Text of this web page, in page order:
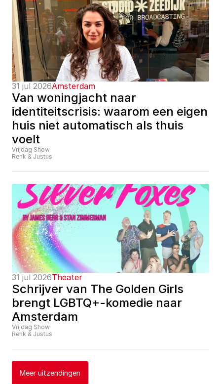
31 jul 2026Amsterdam
Van woningjacht naar
identiteitscrisis: waarom een eigen
huis niet automatisch als thuis
voelt
Vrijdag Show
Renk & Justus
31 jul 2026Theater
Schrijver van The Golden Girls
brengt LGBTQ+-komedie naar
Amsterdam
Vrijdag Show
Renk & Justus
Meer uitzendingen